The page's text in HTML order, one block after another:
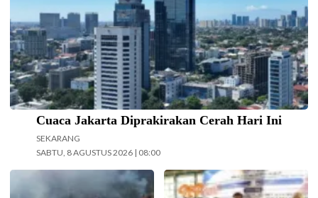
Cuaca Jakarta Diprakirakan Cerah Hari Ini
SEKARANG
SABTU, 8 AGUSTUS 2026 | 08:00
Operasi pemadaman kebakaran di
kawasan Taman Nasional Bromo
Kolaborasi Dosen Farmasi dan
Sistem Informasi Universitas Ma